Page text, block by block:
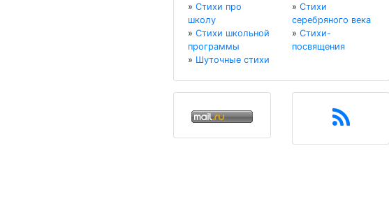
» Стихи про
школу
» Стихи
серебряного века
» Стихи школьной
программы
» Стихи-
посвящения
» Шуточные стихи